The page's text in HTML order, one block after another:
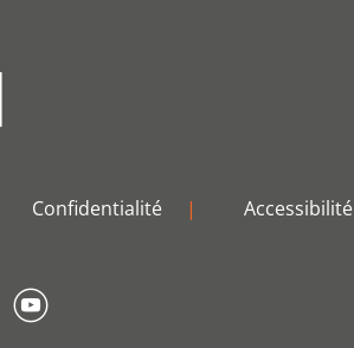
Confidentialité | Accessibilité